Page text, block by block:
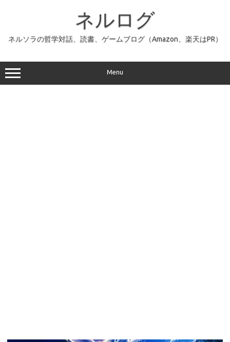
ッ
プ
ネルログ
ネルソラの哲学対話、読書、ゲームブログ（Amazon、楽天はPR）
Menu